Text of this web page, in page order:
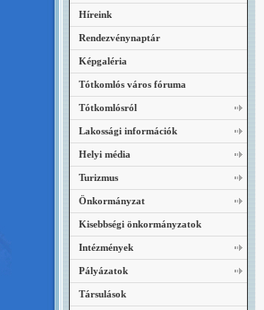
Híreink
Rendezvénynaptár
Képgaléria
Tótkomlós város fóruma
Tótkomlósról
Lakossági információk
Helyi média
Turizmus
Önkormányzat
Kisebbségi önkormányzatok
Intézmények
Pályázatok
Társulások